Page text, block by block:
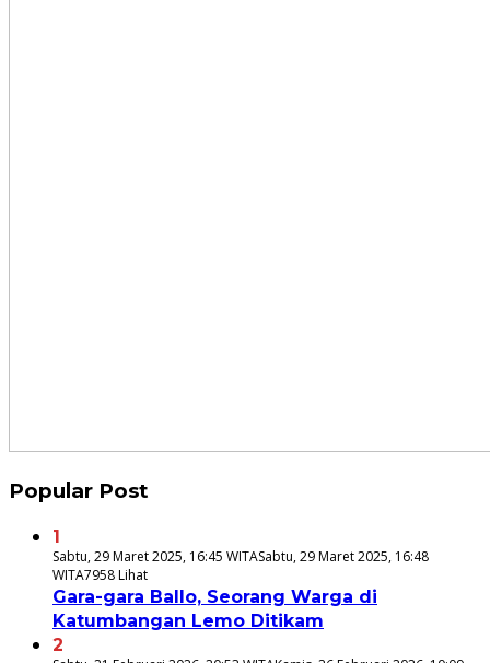
Popular Post
1
Sabtu, 29 Maret 2025, 16:45 WITASabtu, 29 Maret 2025, 16:48
WITA7958 Lihat
Gara-gara Ballo, Seorang Warga di
Katumbangan Lemo Ditikam
2